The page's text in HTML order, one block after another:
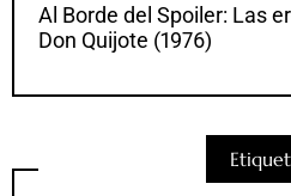
Al Borde del Spoiler: Las
Don Quijote (1976)